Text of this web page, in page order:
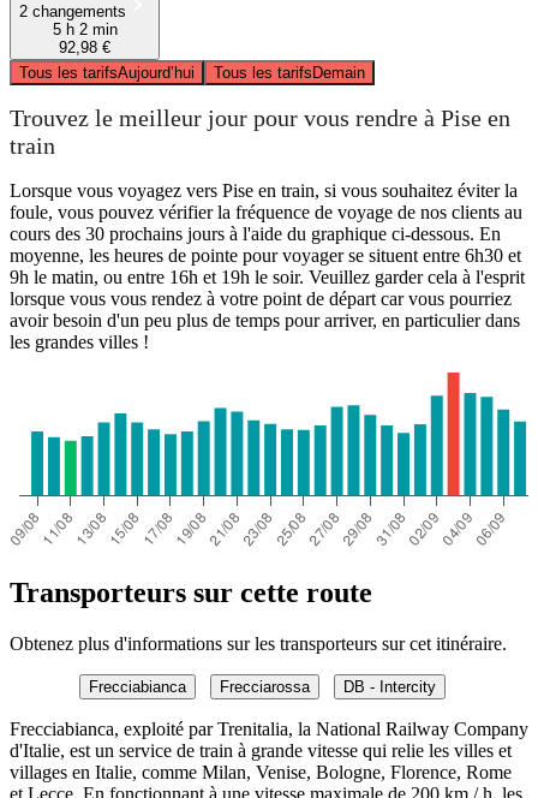
2 changements
5 h 2 min
92,98 €
Tous les tarifsAujourd’hui Tous les tarifsDemain
Trouvez le meilleur jour pour vous rendre à Pise en
train
Lorsque vous voyagez vers Pise en train, si vous souhaitez éviter la
foule, vous pouvez vérifier la fréquence de voyage de nos clients au
cours des 30 prochains jours à l'aide du graphique ci-dessous. En
moyenne, les heures de pointe pour voyager se situent entre 6h30 et
9h le matin, ou entre 16h et 19h le soir. Veuillez garder cela à l'esprit
lorsque vous vous rendez à votre point de départ car vous pourriez
avoir besoin d'un peu plus de temps pour arriver, en particulier dans
les grandes villes !
Transporteurs sur cette route
Obtenez plus d'informations sur les transporteurs sur cet itinéraire.
Frecciabianca Frecciarossa DB - Intercity
Frecciabianca, exploité par Trenitalia, la National Railway Company
d'Italie, est un service de train à grande vitesse qui relie les villes et
villages en Italie, comme Milan, Venise, Bologne, Florence, Rome
et Lecce. En fonctionnant à une vitesse maximale de 200 km / h, les